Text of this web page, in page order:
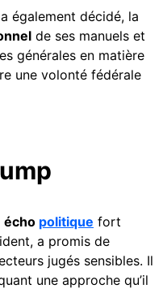
également décidé, la
de ses manuels et
générales en matière
une volonté fédérale
écho politique fort
a promis de
jugés sensibles. Il
une approche qu’il